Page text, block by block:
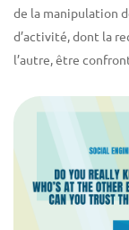
de la manipulation
d’activité, dont la
l’autre, être